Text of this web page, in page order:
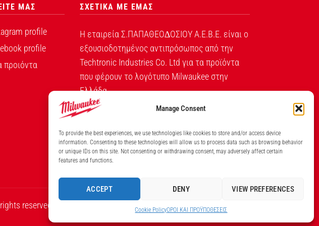
Manage Consent
To provide the best experiences, we use technologies like cookies to store and/or access device
information. Consenting to these technologies will allow us to process data such as browsing behavior
or unique IDs on this site. Not consenting or withdrawing consent, may adversely affect certain
features and functions.
ACCEPT DENY VIEW PREFERENCES
Cookie PolicyΟΡΟI ΚΑΙ ΠΡΟΫΠΟΘEΣΕΙΣ
ΜΑΣ
profile
profile
προιόντα
ΣΧΕΤΙΚΑ ΜΕ ΕΜΑΣ
Η εταιρεία Σ.ΠΑΠΑΘΕΟ∆ΟΣΙΟΥ Α.Ε.Β.Ε. είναι ο
εξουσιοδοτημένος αντιπρόσωπος από την
Techtronic Industries Co. Ltd για τα προϊόντα
που φέρουν το λογότυπο Milwaukee στην
Ελλάδα.
ΤΗΛ: (+30) 210 213 5300
ΑΡΙΘΜΟΣ ΓΕΜΗ ΕΤΑΙΡΕΙΑΣ 7826201000
reserved